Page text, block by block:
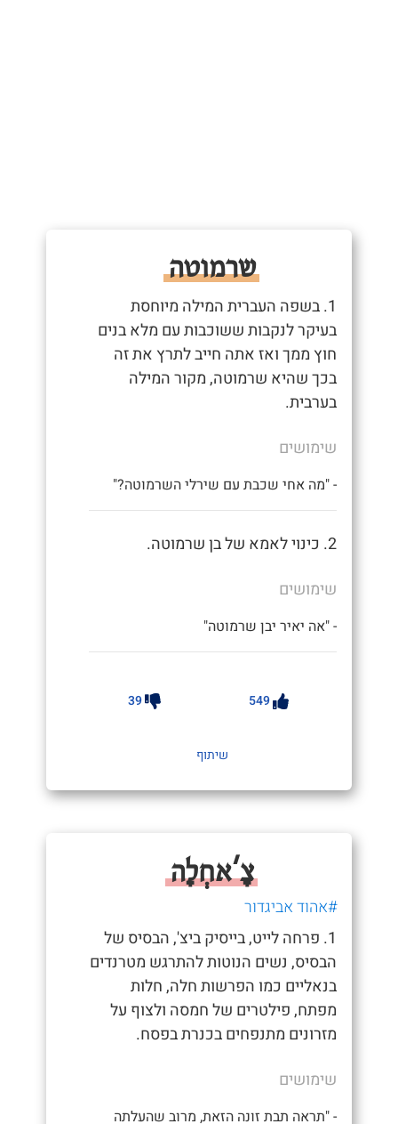
שרמוטה
1. בשפה העברית המילה מיוחסת
בעיקר לנקבות ששוכבות עם מלא בנים
חוץ ממך ואז אתה חייב לתרץ את זה
בכך שהיא שרמוטה, מקור המילה
בערבית.
שימושים
- "מה אחי שכבת עם שירלי השרמוטה?"
2. כינוי לאמא של בן שרמוטה.
שימושים
- "אה יאיר יבן שרמוטה"
549
39
שיתוף
צָ'אחְלָה
#אהוד אביגדור
1. פרחה לייט, בייסיק ביצ', הבסיס של
הבסיס, נשים הנוטות להתרגש מטרנדים
בנאליים כמו הפרשות חלה, חלות
מפתח, פילטרים של חמסה ולצוף על
מזרונים מתנפחים בכנרת בפסח.
שימושים
- "תראה תבת זונה הזאת, מרוב שהעלתה